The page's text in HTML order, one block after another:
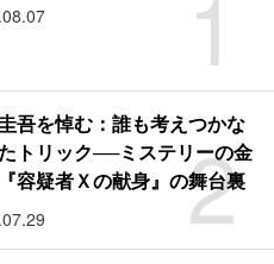
1
2
吾を悼む：誰も考えつかな
トリック──ミステリーの金
容疑者Ｘの献身』の舞台裏